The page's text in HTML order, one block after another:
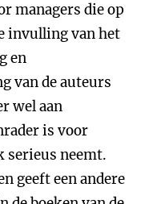
managers die op
invulling van het
en
van de auteurs
wel aan
is voor
serieus neemt.
geeft een andere